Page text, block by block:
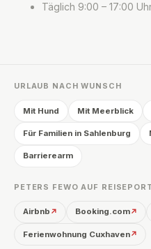
Täglich 9:00 – 17:00
URLAUB NACH WUNSCH
Mit Hund Mit Meerblick
Für Familien in Sahlenburg
Barrierearm
PETERS FEWO AUF
Airbnb ↗ Booking.com↗
Ferienwohnung Cuxhaven↗